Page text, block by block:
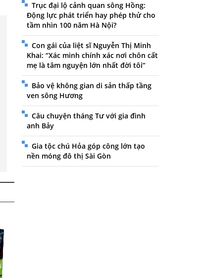
Trục đại lộ cảnh quan sông Hồng:
Động lực phát triển hay phép thử cho
tầm nhìn 100 năm Hà Nội?
Con gái của liệt sĩ Nguyễn Thị Minh
Khai: “Xác minh chính xác nơi chôn cất
mẹ là tâm nguyện lớn nhất đời tôi”
Bảo vệ không gian di sản thấp tầng
ven sông Hương
Câu chuyện tháng Tư với gia đình
anh Bảy
Gia tộc chú Hỏa góp công lớn tạo
nền móng đô thị Sài Gòn